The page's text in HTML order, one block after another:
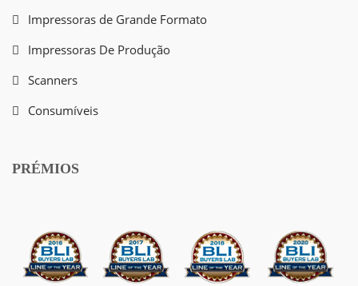
Impressoras de Grande Formato
Impressoras De Produção
Scanners
Consumíveis
PRÉMIOS